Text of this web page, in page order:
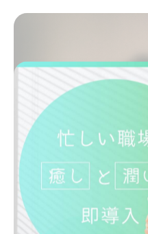
健康維持に役立つサウ